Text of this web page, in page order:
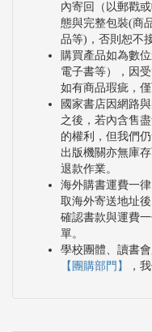
內寄回（以郵戳
態與完整包裝(商
品等)，否則恕不
購買產品如為數
電子書等），因
如有商品瑕疵，僅
國家書店因網路
之後，若內含售
的權利，但我們
出版機關亦無庫
退款作業。
海外購書運費一
取海外寄送地址
確認書款與運費
單。
學校團體、讀書
【團購部門】
，